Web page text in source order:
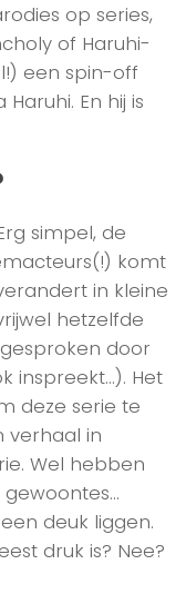
op series,
of Haruhi-
een spin-off
En hij is
simpel, de
komt
in kleine
hetzelfde
door
inspreekt…). Het
deze serie te
verhaal in
Wel hebben
deuk liggen.
druk is? Nee?